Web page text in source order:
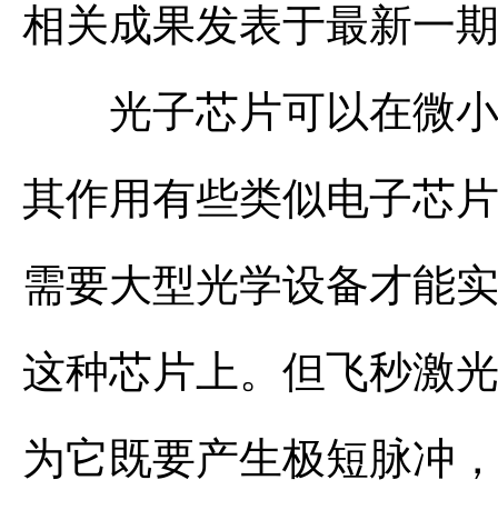
相关成果发表于最新一
光子芯片可以在微小
其作用有些类似电子芯
需要大型光学设备才能
这种芯片上。但飞秒激
为它既要产生极短脉冲